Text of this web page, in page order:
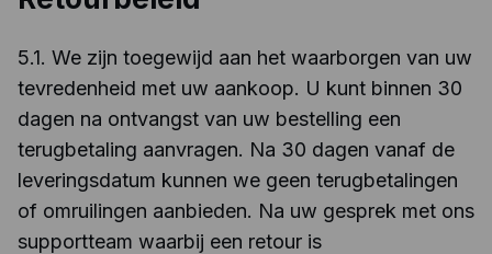
5.1. We zijn toegewijd aan het waarborgen van uw
tevredenheid met uw aankoop. U kunt binnen 30
dagen na ontvangst van uw bestelling een
terugbetaling aanvragen. Na 30 dagen vanaf de
leveringsdatum kunnen we geen terugbetalingen
of omruilingen aanbieden. Na uw gesprek met ons
supportteam waarbij een retour is